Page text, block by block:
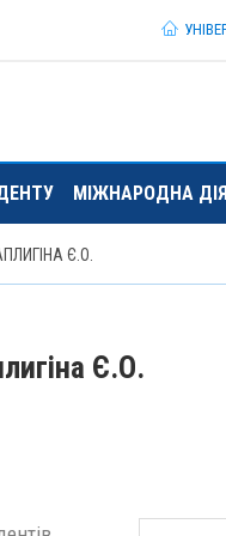
МІЖНАРОДНА
Є.О.
Є.О.